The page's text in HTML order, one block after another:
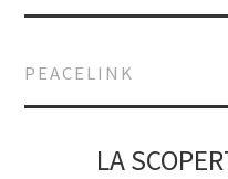
ACQUISTALO
PEACELINK
LA